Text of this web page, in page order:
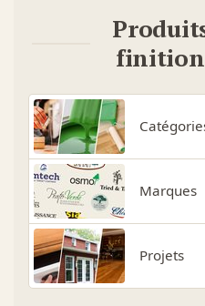
finition
Marques
Projets